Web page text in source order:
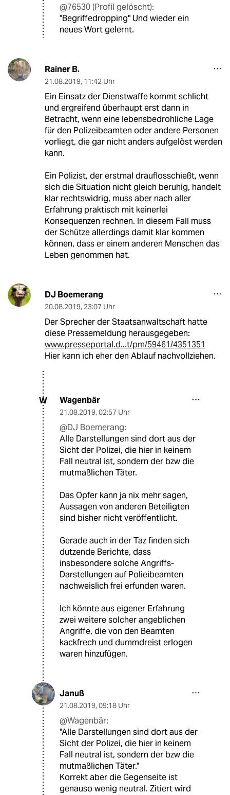
@76530 (Profil gelöscht):
"Begriffedropping" Und wieder ein
neues Wort gelernt.
Rainer B.
21.08.2019, 11:42 Uhr
Ein Einsatz der Dienstwaffe kommt schlicht
und ergreifend überhaupt erst dann in
Betracht, wenn eine lebensbedrohliche Lage
für den Polizeibeamten oder andere Personen
vorliegt, die gar nicht anders aufgelöst werden
kann.
Ein Polizist, der erstmal drauflosschießt, wenn
sich die Situation nicht gleich beruhig, handelt
klar rechtswidrig, muss aber nach aller
Erfahrung praktisch mit keinerlei
Konsequenzen rechnen. In diesem Fall muss
der Schütze allerdings damit klar kommen
können, dass er einem anderen Menschen das
Leben genommen hat.
DJ Boemerang
20.08.2019, 23:07 Uhr
Der Sprecher der Staatsanwaltschaft hatte
diese Pressemeldung herausgegeben:
www.presseportal.d...t/pm/59461/4351351
Hier kann ich eher den Ablauf nachvollziehen.
W Wagenbär
21.08.2019, 02:57 Uhr
@DJ Boemerang:
Alle Darstellungen sind dort aus der
Sicht der Polizei, die hier in keinem
Fall neutral ist, sondern der bzw die
mutmaßlichen Täter.
Das Opfer kann ja nix mehr sagen,
Aussagen von anderen Beteiligten
sind bisher nicht veröffentlicht.
Gerade auch in der Taz finden sich
dutzende Berichte, dass
insbesondere solche Angriffs-
Darstellungen auf Polieibeamten
nachweislich frei erfunden waren.
Ich könnte aus eigener Erfahrung
zwei weitere solcher angeblichen
Angriffe, die von den Beamten
kackfrech und dummdreist erlogen
waren hinzufügen.
Januß
21.08.2019, 09:18 Uhr
@Wagenbär:
"Alle Darstellungen sind dort aus der
Sicht der Polizei, die hier in keinem
Fall neutral ist, sondern der bzw die
mutmaßlichen Täter."
Korrekt aber die Gegenseite ist
genauso wenig neutral. Zitiert wird